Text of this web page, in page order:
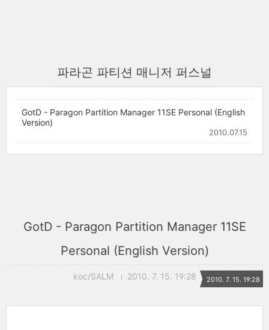
파라곤 파티션 매니저 퍼스널
GotD - Paragon Partition Manager 11SE Personal (English
Version)
2010.07.15
GotD - Paragon Partition Manager 11SE
Personal (English Version)
koc/SALM 2010. 7. 15. 19:28 2010. 7. 15. 19:28